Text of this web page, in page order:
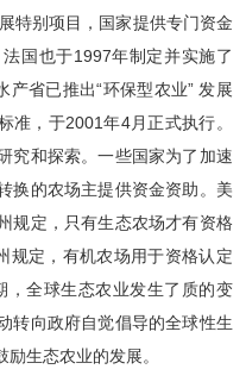
特别项目，国家提供专门资金
国也于1997年制定并实施了
产省已推出“环保型农业” 发展
准，于2001年4月正式执行。
究和探索。一些国家为了加速
换的农场主提供资金资助。美
规定，只有生态农场才有资格
规定，有机农场用于资格认定
，全球生态农业发生了质的变
转向政府自觉倡导的全球性生
生态农业的发展。